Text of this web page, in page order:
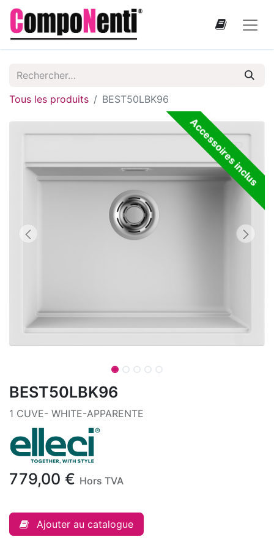
Tous les produits BEST50LBK96
Accessoires inclus
BEST50LBK96
1 CUVE- WHITE-APPARENTE
779,00 € Hors TVA
Ajouter au catalogue